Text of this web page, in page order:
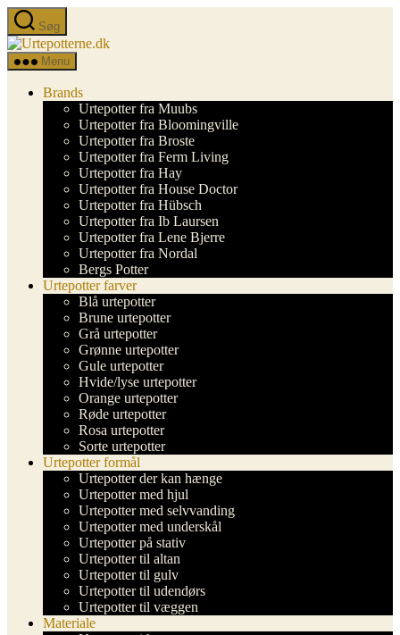
Spring
til
indholdet
Søg
Urtepotterne.dk
Menu
Brands
Urtepotter fra Muubs
Urtepotter fra Bloomingville
Urtepotter fra Broste
Urtepotter fra Ferm Living
Urtepotter fra Hay
Urtepotter fra House Doctor
Urtepotter fra Hübsch
Urtepotter fra Ib Laursen
Urtepotter fra Lene Bjerre
Urtepotter fra Nordal
Bergs Potter
Urtepotter farver
Blå urtepotter
Brune urtepotter
Grå urtepotter
Grønne urtepotter
Gule urtepotter
Hvide/lyse urtepotter
Orange urtepotter
Røde urtepotter
Rosa urtepotter
Sorte urtepotter
Urtepotter formål
Urtepotter der kan hænge
Urtepotter med hjul
Urtepotter med selvvanding
Urtepotter med underskål
Urtepotter på stativ
Urtepotter til altan
Urtepotter til gulv
Urtepotter til udendørs
Urtepotter til væggen
Materiale